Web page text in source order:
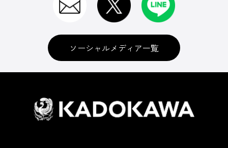
ソーシャルメディア一覧